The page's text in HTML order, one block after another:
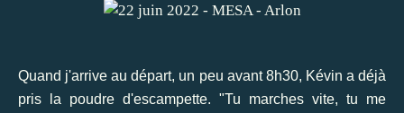
Quand j'arrive au départ, un peu avant 8h30, Kévin a déjà
pris la poudre d'escampette. "Tu marches vite, tu me